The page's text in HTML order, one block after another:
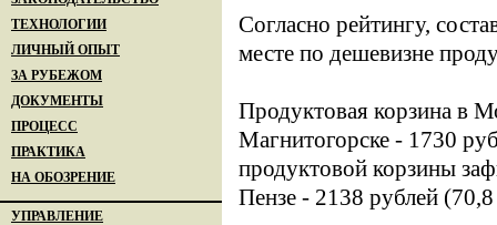
ТЕХНОЛОГИИ
ЛИЧНЫЙ ОПЫТ
ЗА РУБЕЖОМ
ДОКУМЕНТЫ
ПРОЦЕСС
ПРАКТИКА
НА ОБОЗРЕНИЕ
УПРАВЛЕНИЕ
Согласно рейтингу,
месте по дешевизне
Продуктовая корзина в
Магнитогорске - 1730
продуктовой корзины
Пензе - 2138 рублей